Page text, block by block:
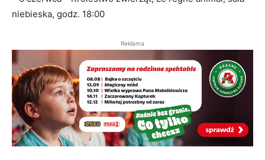
niebieska, godz. 18:00
Reklama